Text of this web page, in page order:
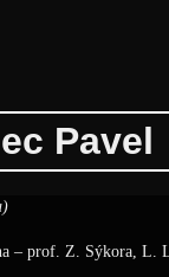
Pavel
– prof. Z. Sýkora, L.